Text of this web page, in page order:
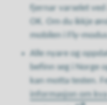
fjernar varselet
OK. Om du ikkje
mobilen i Fly-
Alle nyare og
befinn seg i Norge
kan motta testen.
informasjon om